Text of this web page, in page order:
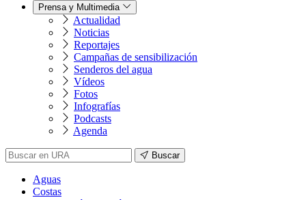
Prensa y Multimedia
Actualidad
Noticias
Reportajes
Campañas de sensibilización
Senderos del agua
Vídeos
Fotos
Infografías
Podcasts
Agenda
Buscar
Aguas
Costas